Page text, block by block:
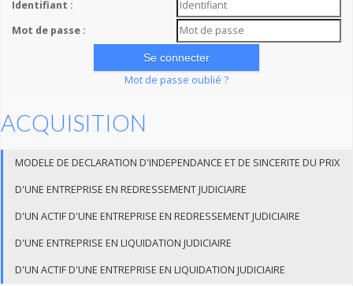
Identifiant :
Mot de passe :
Mot de passe oublié ?
ACQUISITION
MODELE DE DECLARATION D'INDEPENDANCE ET DE SINCERITE DU PRIX
D'UNE ENTREPRISE EN REDRESSEMENT JUDICIAIRE
D'UN ACTIF D'UNE ENTREPRISE EN REDRESSEMENT JUDICIAIRE
D'UNE ENTREPRISE EN LIQUIDATION JUDICIAIRE
D'UN ACTIF D'UNE ENTREPRISE EN LIQUIDATION JUDICIAIRE